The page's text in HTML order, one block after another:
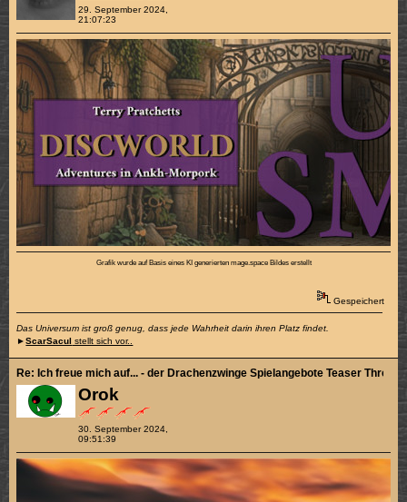
29. September 2024,
21:07:23
Grafik wurde auf Basis eines KI generierten mage.space Bildes erstellt
Gespeichert
Das Universum ist groß genug, dass jede Wahrheit darin ihren Platz findet.
►ScarSacul stellt sich vor..
Orok
30. September 2024,
09:51:39
Re: Ich freue mich auf... - der Drachenzwinge Spielangebote Teaser Thread